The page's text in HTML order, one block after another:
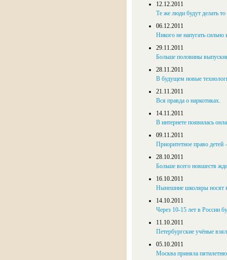
12.12.2011
Те же люди будут делать
06.12.2011
Никого не напугать сильно
29.11.2011
Больше половины
28.11.2011
В будущем новые
21.11.2011
Вся правда о наркотиках.
14.11.2011
В интернете появилась
09.11.2011
Приоритетное право
28.10.2011
Больше всего новшеств
16.10.2011
Нынешние школяры носят
14.10.2011
Через 10-15 лет в России
11.10.2011
Пе­тер­бург­ские учё­ные
05.10.2011
Мо­ск­ва при­ня­ла